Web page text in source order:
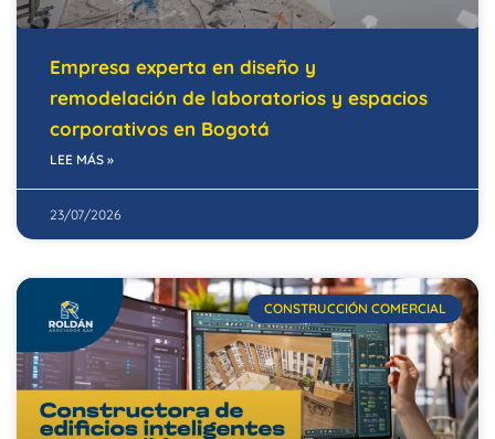
Empresa experta en diseño y
remodelación de laboratorios y espacios
corporativos en Bogotá
LEE MÁS »
23/07/2026
CONSTRUCCIÓN COMERCIAL